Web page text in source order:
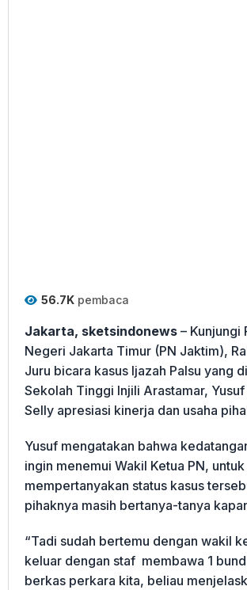
56.7K pembaca
Jakarta, sketsindonews – Kunjungi
Negeri Jakarta Timur (PN Jaktim),
Juru bicara kasus Ijazah Palsu yang
Sekolah Tinggi Injili Arastamar,
Selly apresiasi kinerja dan usaha
Yusuf mengatakan bahwa
ingin menemui Wakil Ketua PN, untuk
mempertanyakan status kasus
pihaknya masih bertanya-tanya
“Tadi sudah bertemu dengan wakil
keluar dengan staf membawa 1
berkas perkara kita, beliau